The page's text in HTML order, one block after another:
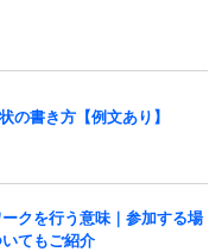
の書き方【例文あり】
クを行う意味｜参加する場
てもご紹介